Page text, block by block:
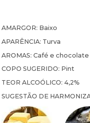
AMARGOR: Baixo
APARÊNCIA: Turva
AROMAS: Café e chocolate
COPO SUGERIDO: Pint
TEOR ALCOÓLICO: 4,2%
SUGESTÃO DE